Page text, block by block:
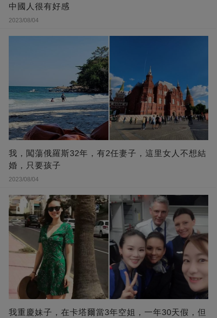
中國人很有好感
2023/08/04
我，闖蕩俄羅斯32年，有2任妻子，這里女人不想結
婚，只要孩子
2023/08/04
我重慶妹子，在卡塔爾當3年空姐，一年30天假，但